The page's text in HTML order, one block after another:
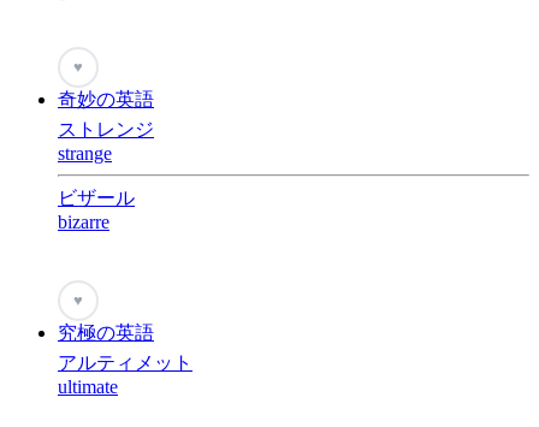
♥
奇妙の英語
ストレンジ
strange
ビザール
bizarre
♥
究極の英語
アルティメット
ultimate